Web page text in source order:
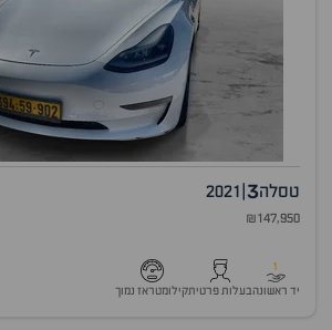
טסלה3
2021
₪147,950
1
יד ראשונהבעלות פרטיתקילומטראז נמוך